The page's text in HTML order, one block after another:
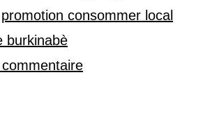
promotion consommer local
burkinabè